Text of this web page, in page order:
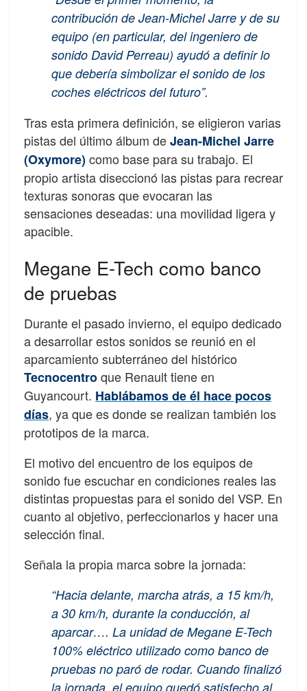
contribución de Jean-Michel Jarre y de su
equipo (en particular, del ingeniero de
sonido David Perreau) ayudó a definir lo
que debería simbolizar el sonido de los
coches eléctricos del futuro”.
Tras esta primera definición, se eligieron varias
pistas del último álbum deJean-Michel Jarre
(Oxymore)como base para su trabajo. El
propio artista diseccionó las pistas para recrear
texturas sonoras que evocaran las
sensaciones deseadas: una movilidad ligera y
apacible.
Megane E-Tech como banco
de pruebas
Durante el pasado invierno, el equipo dedicado
a desarrollar estos sonidos se reunió en el
aparcamiento subterráneo del histórico
Tecnocentroque Renault tiene en
Guyancourt. Hablábamos de él hace pocos
días, ya que es donde se realizan también los
prototipos de la marca.
El motivo del encuentro de los equipos de
sonido fue escuchar en condiciones reales las
distintas propuestas para el sonido del VSP. En
cuanto al objetivo, perfeccionarlos y hacer una
selección final.
Señala la propia marca sobre la jornada:
“Hacia delante, marcha atrás, a 15 km/h,
a 30 km/h, durante la conducción, al
aparcar…. La unidad de Megane E-Tech
100% eléctrico utilizado como banco de
pruebas no paró de rodar. Cuando finalizó
la jornada, el equipo quedó satisfecho al